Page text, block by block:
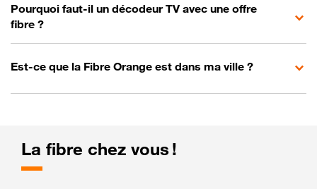
Pourquoi faut-il un décodeur TV avec une offre
fibre ?
Est-ce que la Fibre Orange est dans ma ville ?
La fibre chez vous !